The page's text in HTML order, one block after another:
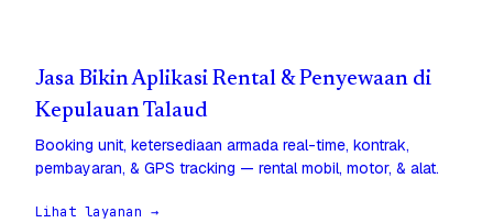
Jasa Bikin Aplikasi Rental & Penyewaan di
Kepulauan Talaud
Booking unit, ketersediaan armada real-time, kontrak,
pembayaran, & GPS tracking — rental mobil, motor, & alat.
Lihat layanan →